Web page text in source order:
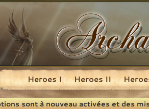
Heroes I Heroes II
sont à nouveau activées et des